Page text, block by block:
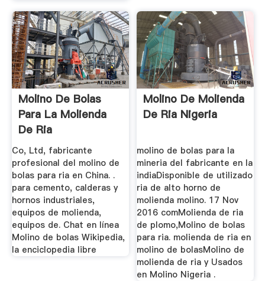
Molino De Bolas
Para La Molienda
De Ria
Co, Ltd, fabricante
profesional del molino de
bolas para ria en China. .
para cemento, calderas y
hornos industriales,
equipos de molienda,
equipos de. Chat en línea
Molino de bolas Wikipedia,
la enciclopedia libre
Molino De Molienda
De Ria Nigeria
molino de bolas para la
mineria del fabricante en la
indiaDisponible de utilizado
ria de alto horno de
molienda molino. 17 Nov
2016 comMolienda de ria
de plomo,Molino de bolas
para ria. molienda de ria en
molino de bolasMolino de
molienda de ria y Usados
en Molino Nigeria .